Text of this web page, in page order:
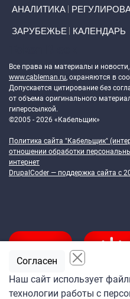
АНАЛИТИКА
ЗАРУБЕЖЬЕ КАЛЕНДАРЬ
Все права на материалы и
www.cableman.ru, охраняются в
Допускается цитирование без
от объема оригинального
гиперссылкой.
©2005 - 2026 «Кабельщик»
Политика сайта "Кабельщик"
отношении обработки
интернет
DrupalCoder — поддержка сайта c
Наш сайт использует
технологии работы с
Согласен